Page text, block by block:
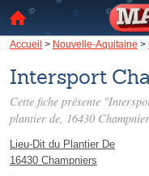
Accueil > Nouvelle-Aquitaine >
Intersport
Cette fiche présente
plantier de, 16430
Lieu-Dit du Plantier De
16430 Champniers